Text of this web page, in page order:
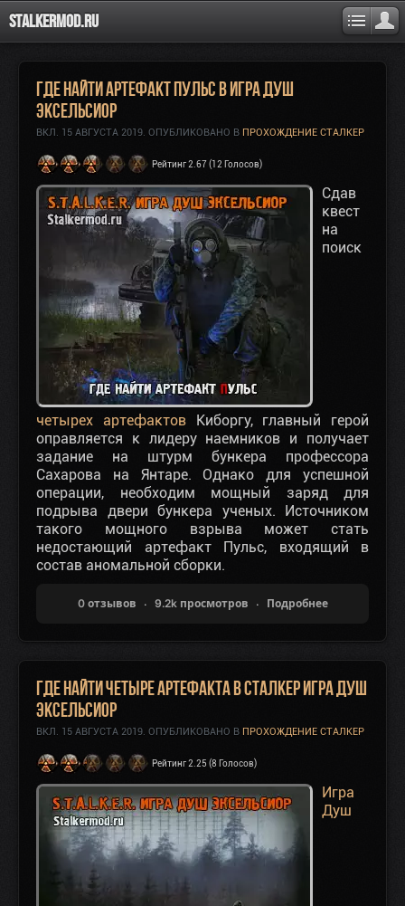
Stalkermod.ru
Где найти артефакт Пульс в Игра Душ
Эксельсиор
ВКЛ. 15 АВГУСТА 2019. ОПУБЛИКОВАНО В ПРОХОЖДЕНИЕ СТАЛКЕР
Рейтинг 2.67 (12 Голосов)
Сдав
квест
на
поиск
четырех артефактовКиборгу, главный герой
оправляется к лидеру наемников и получает
задание на штурм бункера профессора
Сахарова на Янтаре. Однако для успешной
операции, необходим мощный заряд для
подрыва двери бункера ученых. Источником
такого мощного взрыва может стать
недостающий артефакт Пульс, входящий в
состав аномальной сборки.
0 отзывов 9.2k просмотров Подробнее
Где найти четыре артефакта в Сталкер Игра Душ
Эксельсиор
ВКЛ. 15 АВГУСТА 2019. ОПУБЛИКОВАНО В ПРОХОЖДЕНИЕ СТАЛКЕР
Рейтинг 2.25 (8 Голосов)
Игра
Душ